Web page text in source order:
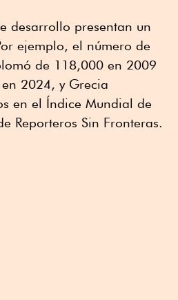
desarrollo presentan un
ejemplo, el número de
de 118,000 en 2009
2024, y Grecia
en el Índice Mundial de
Reporteros Sin Fronteras.